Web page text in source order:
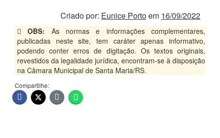
Criado por: Eunice Portoem 16/09/2022
OBS: As normas e informações complementares,
publicadas neste site, tem caráter apenas informativo,
podendo conter erros de digitação. Os textos originais,
revestidos da legalidade jurídica, encontram-se à disposição
na Câmara Municipal de Santa Maria/RS.
Compartilhe: